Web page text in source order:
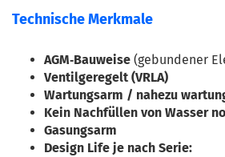
Technische Merkmale
AGM‑Bauweise (gebundener
Ventilgeregelt (VRLA)
Wartungsarm / nahezu
Kein Nachfüllen von Wasser
Gasungsarm
Design Life je nach Serie: